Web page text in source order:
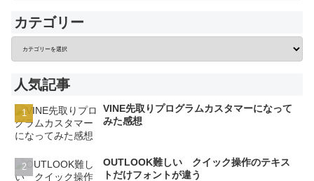
カテゴリー
人気記事
VINE先取りプログラムカスタマーになって
みた感想
OUTLOOK難しい クイック操作のテキス
トだけフォントが違う